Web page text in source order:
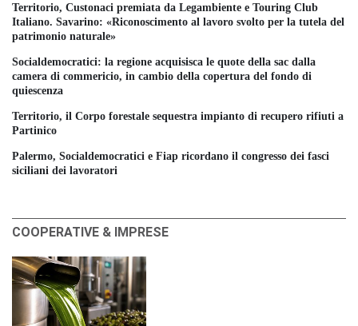
Territorio, Custonaci premiata da Legambiente e Touring Club
Italiano. Savarino: «Riconoscimento al lavoro svolto per la tutela del
patrimonio naturale»
Socialdemocratici: la regione acquisisca le quote della sac dalla
camera di commericio, in cambio della copertura del fondo di
quiescenza
Territorio, il Corpo forestale sequestra impianto di recupero rifiuti a
Partinico
Palermo, Socialdemocratici e Fiap ricordano il congresso dei fasci
siciliani dei lavoratori
COOPERATIVE & IMPRESE